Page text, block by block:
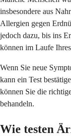
insbesondere aus
Allergien gegen
jedoch dazu, bis ins
können im Laufe
Wenn Sie neue
kann ein Test
können Sie die
behandeln.
Wie testen